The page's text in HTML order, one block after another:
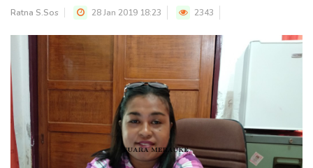
Ratna S.Sos 28 Jan 2019 18:23 2343